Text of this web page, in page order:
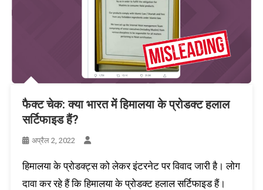
फैक्ट चेक: क्या भारत में हिमालया के प्रोडक्ट हलाल
सर्टिफाइड हैं?
अप्रैल 2, 2022
हिमालया के प्रोडक्ट्स को लेकर इंटरनेट पर विवाद जारी है। लोग
दावा कर रहे हैं कि हिमालया के प्रोडक्ट हलाल सर्टिफाइड हैं।